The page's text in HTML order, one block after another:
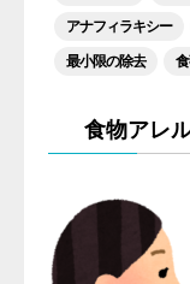
アナフィラキシー
最小限の除去
食物アレ